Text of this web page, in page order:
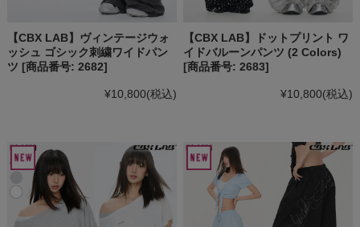
【CBX LAB】ヴィンテージウォ
ッシュ ゴシック刺繍ワイドパン
ツ [商品番号: 2682]
¥10,800(税込)
【CBX LAB】ドットプリント ワ
イドバルーンパンツ (2 Colors)
[商品番号: 2683]
¥10,800(税込)